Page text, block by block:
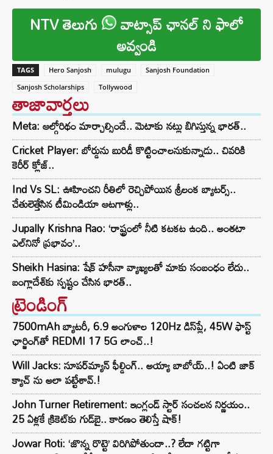
NTV తెలుగు వాట్సాప్ ఛానల్ ని ఫాలో
అవ్వండి
TAGS Hero Sanjosh mulugu
Sanjosh Foundation
Sanjosh Scholarships
Tollywood
తాజావార్తలు
Meta: ఆల్గోరిథం మార్చాల్సిందే.. మెటాకు నట్లు బిగిస్తున్న భారత్..
Cricket Player: బోర్డును బురిడీ కొట్టించాలనుకున్నాడు.. చివరికి
కెరీర్ క్లోజ్..
Ind Vs SL: ఊహించని రీతిలో రెచ్చిపోయిన శ్రీలంక బ్యాటర్స్..
చేతులెత్తేసిన టీమిండియా ఆటగాళ్లు..
Jupally Krishna Rao: ‘రాష్ట్రంలో నీటి కటకట ఉంది.. అంతటా
ఎల్‌నినో ప్రభావం’..
Sheikh Hasina: షేక్ హసీనా వ్యాఖ్యలతో మాకు సంబంధం లేదు..
బంగ్లాదేశ్‌కు స్పష్టం చేసిన భారత్..
ట్రెండింగ్‌
7500mAh బ్యాటరీ, 6.9 అంగుళాల 120Hz డిస్‌ప్లే, 45W ఫాస్ట్
ఛార్జింగ్‌తో REDMI 17 5G లాంచ్..!
Will Jacks: సూపర్‌మ్యాన్ ఫీల్డింగ్.. అయ్యా బాబోయ్..! ఏంటి జాక్
క్యాచ్ ను అలా పట్టేశావ్.!
John Turner Retirement: ఇంగ్లండ్ స్టార్ సంచలన నిర్ణయం..
25 ఏళ్లకే క్రికెట్‌కు గుడ్‌బై.. కారణం తెలిస్తే షాక్!
Jowar Roti: ‘జొన్న రొట్టె’ విరిగిపోతుందా..? లేదా గట్టిగా